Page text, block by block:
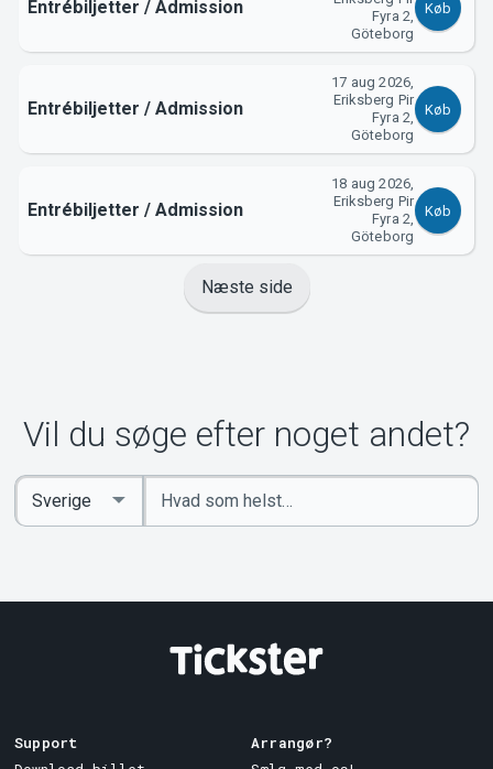
Entrébiljetter / Admission
Fyra 2,
Göteborg
Køb
Entrébiljetter / Admission
17 aug 2026,
Eriksberg Pir
Fyra 2,
Göteborg
Køb
Entrébiljetter / Admission
18 aug 2026,
Eriksberg Pir
Fyra 2,
Göteborg
Køb
Næste side
Vil du søge efter noget andet?
Indtast
søgeord
Select
Country
Support
Arrangør?